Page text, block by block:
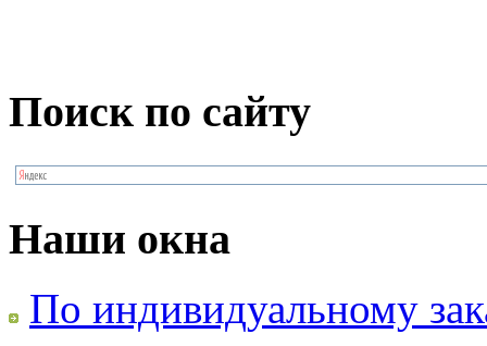
Поиск по сайту
Наши окна
По индивидуальному